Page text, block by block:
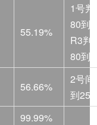
55.19%
1号
80到
R3判
80到
56.66%
2号
到25
99.99%